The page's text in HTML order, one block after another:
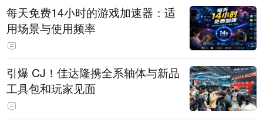
每天免费14小时的游戏加速器：适
用场景与使用频率
引爆 CJ！佳达隆携全系轴体与新品
工具包和玩家见面